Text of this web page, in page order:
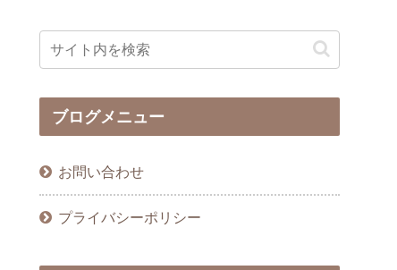
ブログメニュー
お問い合わせ
プライバシーポリシー